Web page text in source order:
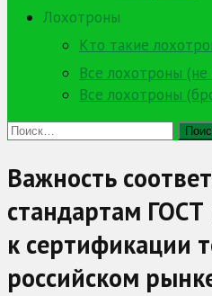
Лохотроны
Кто такие
Все лохотроны
Все лохотроны
Найти:
Важность
стандартам ГОСТ
к сертификации
российском